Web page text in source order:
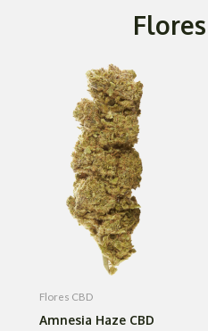
Flores CBD
Amnesia Haze CBD